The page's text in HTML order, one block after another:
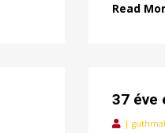
Read
37 éve
|